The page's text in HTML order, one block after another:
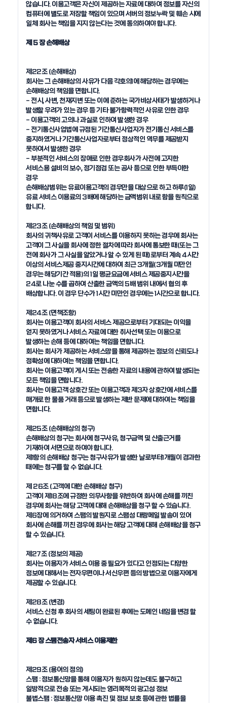
않습니다. 이용고객은 자신이 제공하는 자료에 대하여 정보를 자신의
컴퓨터에 별도로 저장할 책임이 있으며 서버의 정보누락 및 훼손 시에
일체 회사는 책임을 지지 않는다는 것에 동의하여야 합니다.
제 5 장 손해배상
제22조 (손해배상)
회사는 그 손해배상의 사유가 다음 각호의1에 해당하는 경우에는
손해배상의 책임을 면합니다.
- 전시, 사변, 천재지변 또는 이에 준하는 국가비상사태가 발생하거나
발생할 우려가 있는 경우 등 기타 불가항력적인 사유로 인한 경우
- 이용고객의 고의나 과실로 인하여 발생한 경우
- 전기통신사업법에 규정된 기간통신사업자가 전기통신 서비스를
중지하였거나 기간통신사업자로부터 정상적인 역무를 제공받지
못하여서 발생한 경우
- 부분적인 서비스의 장애로 인한 경우회사가 사전에 고지한
서비스용 설비의 보수, 정기점검 또는 공사 등으로 인한 부득이한
경우
손해배상범위는 유료이용고객의 경우만을 대상으로 하고 하루(1일)
유료 서비스 이용료의 3배에 해당하는 금액범위 내로 함을 원칙으로
합니다.
제23조 (손해배상의 책임 및 범위)
회사의 귀책사유로 고객이 서비스를 이용하지 못하는 경우에 회사는
고객이 그 사실을 회사에 정한 절차에 따라 회사에 통보한 때(또는 그
전에 회사가 그 사실을 알았거나 알 수 있게 된 때)로부터 계속 4시간
이상의 서비스제공 중지시간에 대하여 최근 3개월(3개월 미만인
경우는 해당기간 적용)의 1일 평균요금에 서비스 제공중지시간을
24로 나눈 수를 곱하여 산출한 금액의 5배 범위 내에서 협의 후
배상합니다. 이 경우 단수가 1시간 미만인 경우에는 1시간으로 합니다.
제24조 (면책조항)
회사는 이용고객이 회사의 서비스 제공으로부터 기대되는 이익을
얻지 못하였거나 서비스 자료에 대한 취사선택 또는 이용으로
발생하는 손해 등에 대하여는 책임을 면합니다.
회사는 회사가 제공하는 서비스망을 통해 제공하는 정보의 신뢰도나
정확성에 대하여는 책임을 면합니다.
회사는 이용고객이 게시 또는 전송한 자료의 내용에 관하여 발생되는
모든 책임을 면합니다.
회사는 이용고객 상호간 또는 이용고객과 제3자 상호간에 서비스를
매개로 한 물품 거래 등으로 발생하는 제반 문제에 대하여는 책임을
면합니다.
제25조 (손해배상의 청구)
손해배상의 청구는 회사에 청구사유, 청구금액 및 산출근거를
기재하여 서면으로 하여야 합니다.
제1항의 손해배상 청구는 청구사유가 발생한 날로부터1개월이 경과한
때에는 청구를 할 수 없습니다.
제 26조 (고객에 대한 손해배상 청구)
고객이 제18조에 규정한 의무사항을 위반하여 회사에 손해를 끼친
경우에 회사는 해당 고객에 대해 손해배상을 청구 할 수 있습니다.
제6장에 의거하여 스팸의 발원지로 스팸성 대량메일 발송이 있어
회사에 손해를 끼친 경우에 회사는 해당 고객에 대해 손해배상을 청구
할 수 있습니다.
제27조 (정보의 제공)
회사는 이용자가 서비스 이용 중 필요가 있다고 인정되는 다양한
정보에 대해서는 전자우편이나 서신우편 등의 방법으로 이용자에게
제공할 수 있습니다.
제28조 (변경)
서비스 신청 후 회사의 세팅이 완료된 후에는 도메인 네임을 변경 할
수 없습니다.
제6 장 스팸전송자 서비스 이용제한
제29조 (용어의 정의)
스팸 : 정보통신망을 통해 이용자가 원하지 않는데도 불구하고
일방적으로 전송 또는 게시되는 영리목적의 광고성 정보
불법스팸 : 정보통신망 이용 촉진 및 정보 보호 등에 관한 법률을